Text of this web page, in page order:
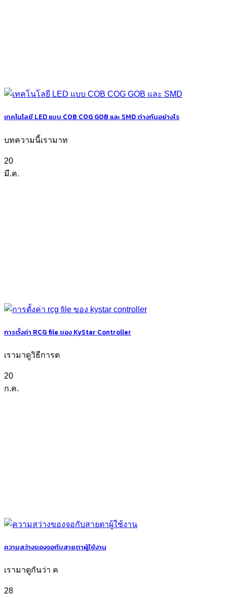
เทคโนโลยี LED แบบ COB COG GOB และ SMD ต่างกันอย่างไร
บทความนี้เรามาท
20
มี.ค.
การตั้งค่า RCG file ของ KyStar Controller
เรามาดูวิธีการต
20
ก.ค.
ความสว่างของจอกับสายตาผู้ใช้งาน
เรามาดูกันว่า ค
28